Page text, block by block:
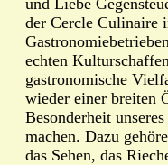
und Liebe
der Cercle Culinaire
echten
gastronomische
wieder einer breiten
Besonderheit
machen. Dazu
das Sehen, das